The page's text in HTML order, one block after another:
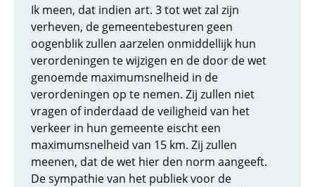
Ik meen, dat indien art. 3 tot wet zal zijn
verheven, de gemeentebesturen geen
oogenblik zullen aarzelen onmiddellijk hun
verordeningen te wijzigen en de door de wet
genoemde maximumsnelheid in de
verordeningen op te nemen. Zij zullen niet
vragen of inderdaad de veiligheid van het
verkeer in hun gemeente eischt een
maximumsnelheid van 15 km. Zij zullen
meenen, dat de wet hier den norm aangeeft.
De sympathie van het publiek voor de